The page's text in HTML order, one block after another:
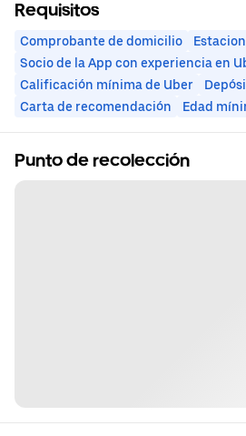
Requisitos
Comprobante de domicilio
Socio de la App con experiencia en
Calificación mínima de Uber
Carta de recomendación
Edad
Punto de recolección